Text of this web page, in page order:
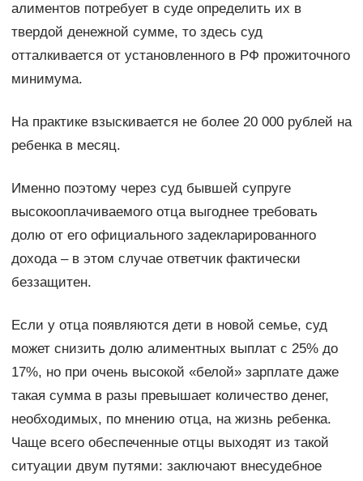
алиментов потребует в суде определить их в
твердой денежной сумме, то здесь суд
отталкивается от установленного в РФ прожиточного
минимума.
На практике взыскивается не более 20 000 рублей на
ребенка в месяц.
Именно поэтому через суд бывшей супруге
высокооплачиваемого отца выгоднее требовать
долю от его официального задекларированного
дохода – в этом случае ответчик фактически
беззащитен.
Если у отца появляются дети в новой семье, суд
может снизить долю алиментных выплат с 25% до
17%, но при очень высокой «белой» зарплате даже
такая сумма в разы превышает количество денег,
необходимых, по мнению отца, на жизнь ребенка.
Чаще всего обеспеченные отцы выходят из такой
ситуации двум путями: заключают внесудебное